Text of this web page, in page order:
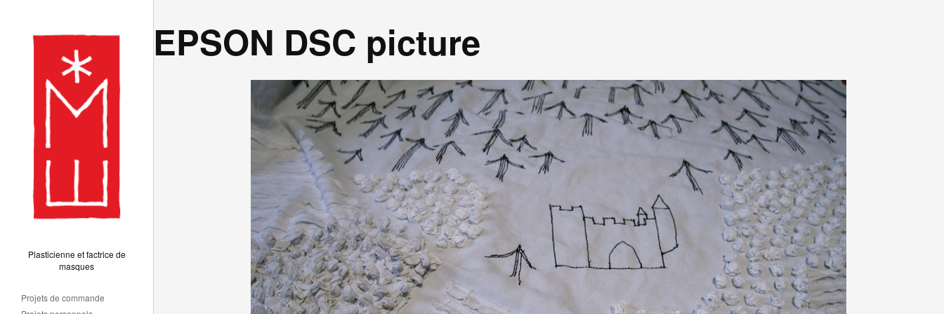
Plasticienne et factrice de
masques
Projets de commande
EPSON DSC picture